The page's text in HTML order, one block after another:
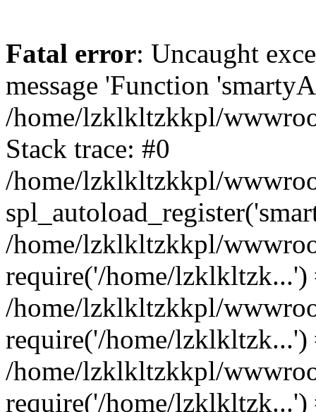
Fatal error: Uncaught
message 'Function
/home/lzklkltzkkpl/
Stack trace: #0
/home/lzklkltzkkpl/
/home/lzklkltzkkpl/
require('/home/lzklkltzk...')
/home/lzklkltzkkpl/
require('/home/lzklkltzk...')
/home/lzklkltzkkpl/
require('/home/